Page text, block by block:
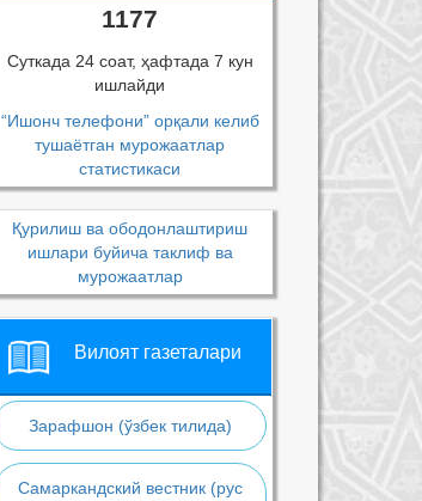
1177
Суткада 24 соат, ҳафтада 7 кун
ишлайди
“Ишонч телефони” орқали келиб
тушаётган мурожаатлар
статистикаси
Қурилиш ва ободонлаштириш
ишлари буйича таклиф ва
мурожаатлар
Вилоят газеталари
Зарафшон (ўзбек тилида)
Самаркандский вестник (рус